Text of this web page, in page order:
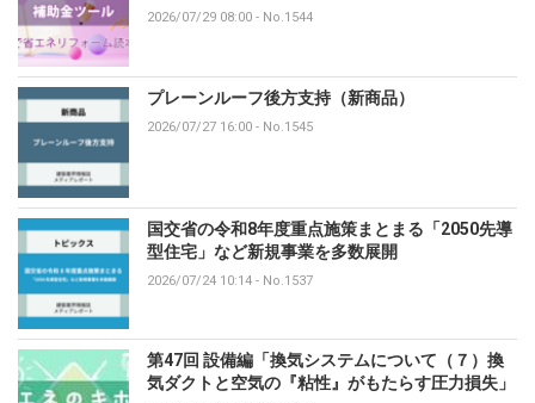
2026/07/29 08:00 - No.1544
プレーンルーフ後方支持（新商品）
2026/07/27 16:00 - No.1545
国交省の令和8年度重点施策まとまる「2050先導
型住宅」など新規事業を多数展開
2026/07/24 10:14 - No.1537
第47回 設備編「換気システムについて（７）換
気ダクトと空気の『粘性』がもたらす圧力損失」